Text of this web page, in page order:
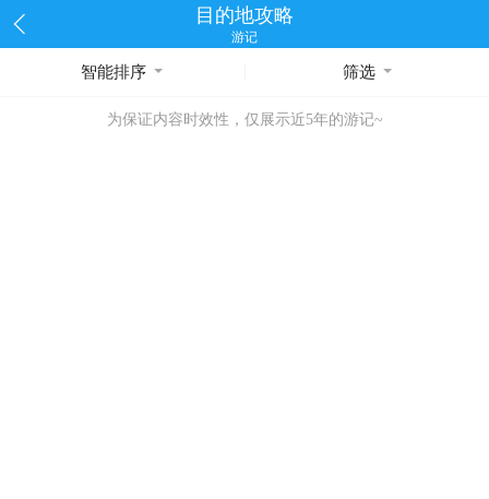
目的地攻略
游记
智能排序 筛选
为保证内容时效性，仅展示近5年的游记~